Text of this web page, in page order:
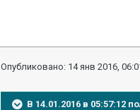
Опубликовано: 14 янв 2016,
В 14.01.2016 в 05:57:12